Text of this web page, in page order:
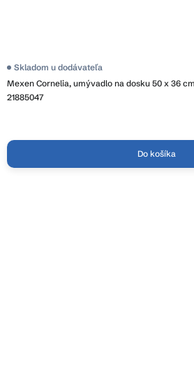
Mexen Cornelia, umývadlo na dosku 50 x 36
21885047
Skladom u dodávateľa
Do košíka